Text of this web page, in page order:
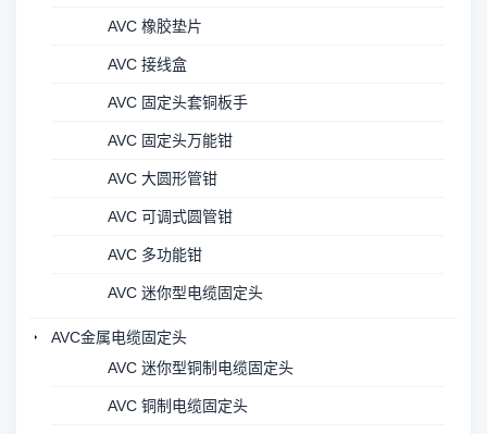
AVC 橡胶垫片
AVC 接线盒
AVC 固定头套铜板手
AVC 固定头万能钳
AVC 大圆形管钳
AVC 可调式圆管钳
AVC 多功能钳
AVC 迷你型电缆固定头
AVC金属电缆固定头
AVC 迷你型铜制电缆固定头
AVC 铜制电缆固定头